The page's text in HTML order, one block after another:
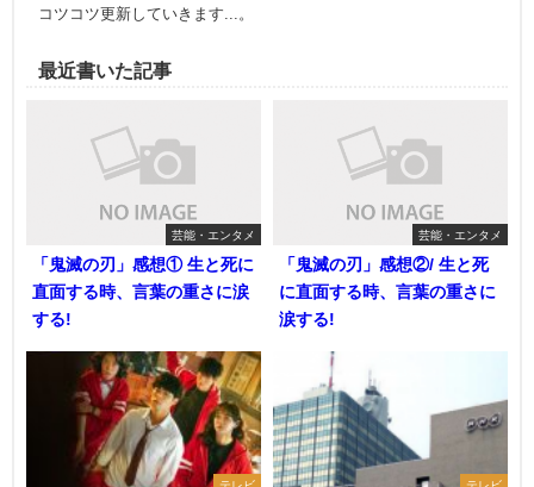
コツコツ更新していきます...。
最近書いた記事
芸能・エンタメ
「鬼滅の刃」感想① 生と死に
直面する時、言葉の重さに涙
する!
芸能・エンタメ
「鬼滅の刃」感想②/ 生と死
に直面する時、言葉の重さに
涙する!